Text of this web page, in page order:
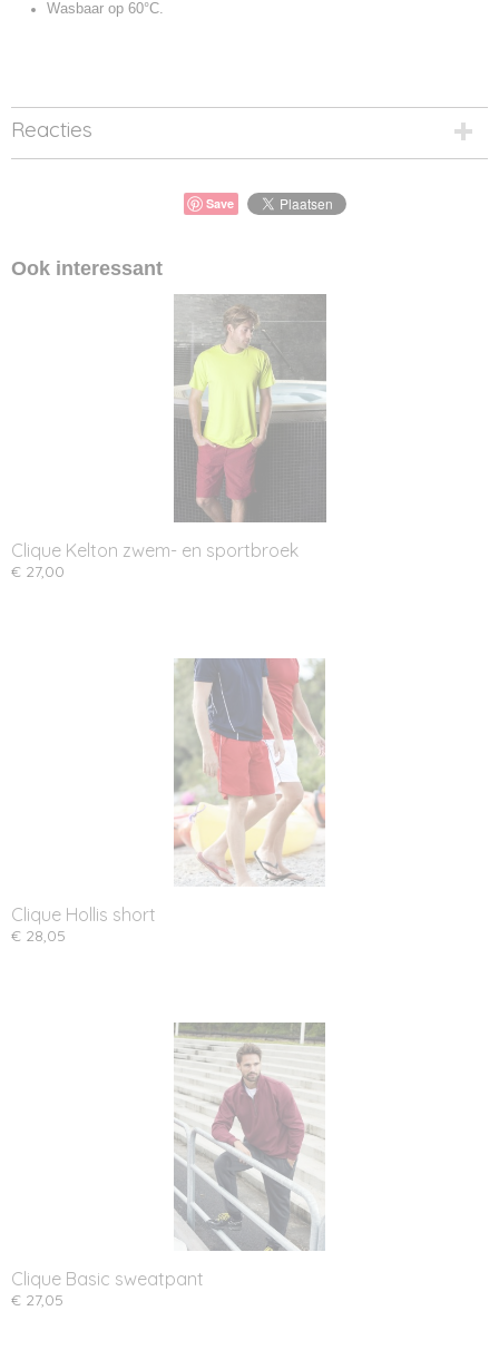
Wasbaar op 60°C.
Reacties
Save
Ook interessant
Clique Kelton zwem- en sportbroek
€ 27,00
Clique Hollis short
€ 28,05
Clique Basic sweatpant
€ 27,05